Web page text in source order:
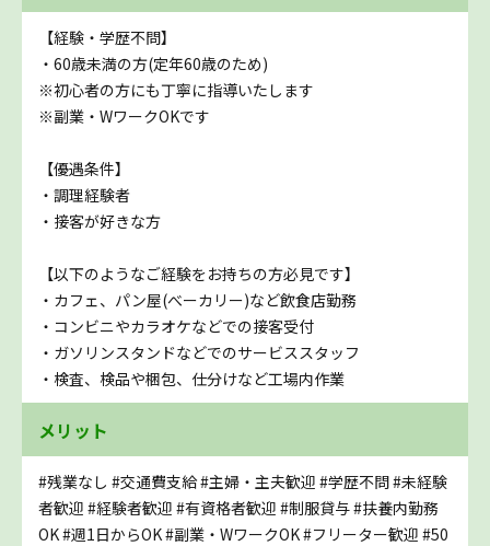
【経験・学歴不問】
・60歳未満の方(定年60歳のため)
※初心者の方にも丁寧に指導いたします
※副業・WワークOKです
【優遇条件】
・調理経験者
・接客が好きな方
【以下のようなご経験をお持ちの方必見です】
・カフェ、パン屋(べーカリー)など飲食店勤務
・コンビニやカラオケなどでの接客受付
・ガソリンスタンドなどでのサービススタッフ
・検査、検品や梱包、仕分けなど工場内作業
メリット
#残業なし #交通費支給#主婦・主夫歓迎 #学歴不問#未経験
者歓迎 #経験者歓迎 #有資格者歓迎 #制服貸与#扶養内勤務
OK#週1日からOK#副業・WワークOK#フリーター歓迎 #50